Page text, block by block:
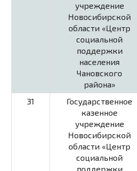
учреждение
Новосибирской
области «Центр
социальной
поддержки
населения
Чановского
района»
31
Государственное
казенное
учреждение
Новосибирской
области «Центр
социальной
поддержки